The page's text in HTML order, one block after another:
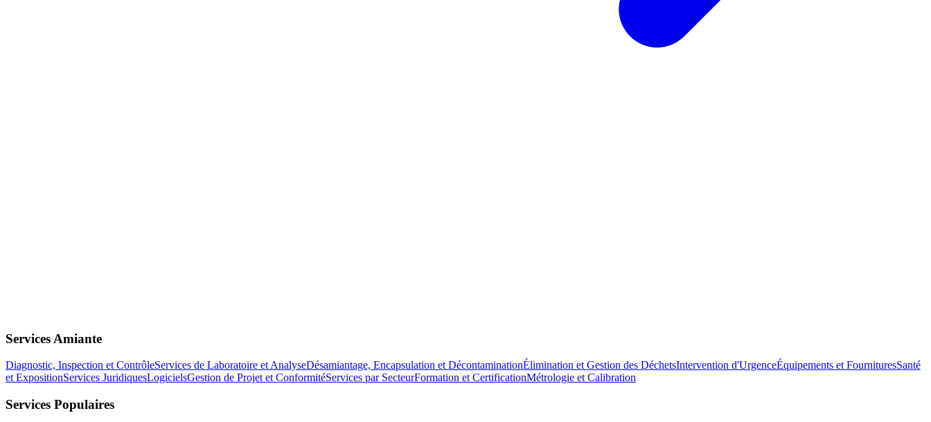
Services Amiante
Diagnostic, Inspection et ContrôleServices de Laboratoire et AnalyseDésamiantage, Encapsulation et DécontaminationÉlimination et Gestion des DéchetsIntervention d'UrgenceÉquipements et FournituresSanté
et ExpositionServices JuridiquesLogicielsGestion de Projet et ConformitéServices par SecteurFormation et CertificationMétrologie et Calibration
Services Populaires